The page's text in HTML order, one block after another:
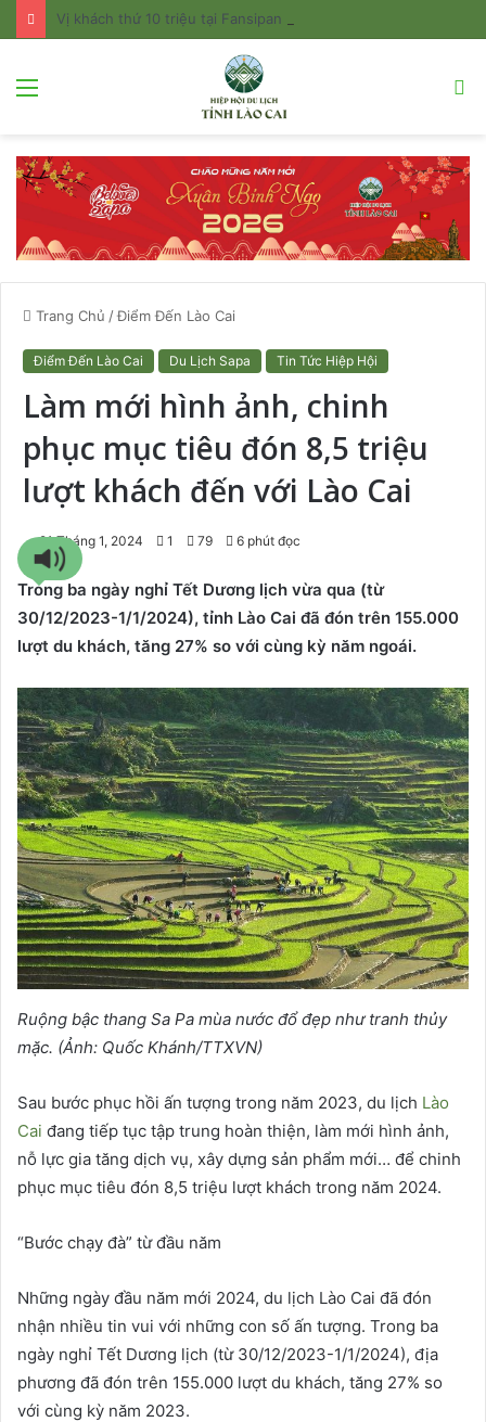
Menu
Trang Chủ /Điểm Đến Lào Cai
Điểm Đến Lào Cai Du Lịch Sapa Tin Tức Hiệp Hội
Làm mới hình ảnh, chinh
phục mục tiêu đón 8,5 triệu
lượt khách đến với Lào Cai
21 Tháng 1, 2024 1 79 6 phút đọc
Trong ba ngày nghỉ Tết Dương lịch vừa qua (từ
30/12/2023-1/1/2024), tỉnh Lào Cai đã đón trên 155.000
lượt du khách, tăng 27% so với cùng kỳ năm ngoái.
Ruộng bậc thang Sa Pa mùa nước đổ đẹp như tranh thủy
mặc. (Ảnh: Quốc Khánh/TTXVN)
Sau bước phục hồi ấn tượng trong năm 2023, du lịch Lào
Cai đang tiếp tục tập trung hoàn thiện, làm mới hình ảnh,
nỗ lực gia tăng dịch vụ, xây dựng sản phẩm mới… để chinh
phục mục tiêu đón 8,5 triệu lượt khách trong năm 2024.
“Bước chạy đà” từ đầu năm
Những ngày đầu năm mới 2024, du lịch Lào Cai đã đón
nhận nhiều tin vui với những con số ấn tượng. Trong ba
ngày nghỉ Tết Dương lịch (từ 30/12/2023-1/1/2024), địa
phương đã đón trên 155.000 lượt du khách, tăng 27% so
với cùng kỳ năm 2023.